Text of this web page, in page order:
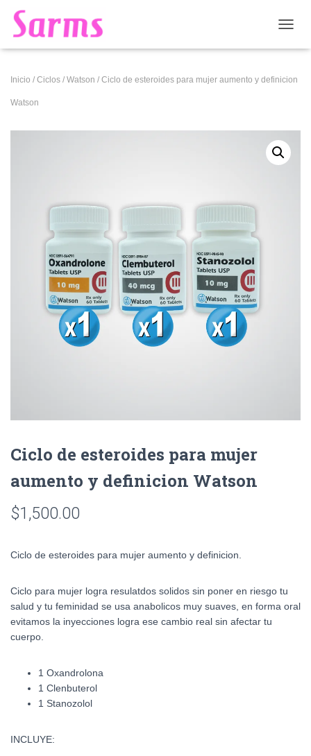
Inicio / Ciclos / Watson / Ciclo de esteroides para mujer aumento y definicion
Watson
Ciclo de esteroides para mujer
aumento y definicion Watson
$1,500.00
Ciclo de esteroides para mujer aumento y definicion.
Ciclo para mujer logra resulatdos solidos sin poner en riesgo tu
salud y tu feminidad se usa anabolicos muy suaves, en forma oral
evitamos la inyecciones logra ese cambio real sin afectar tu
cuerpo.
1 Oxandrolona
1 Clenbuterol
1 Stanozolol
INCLUYE: